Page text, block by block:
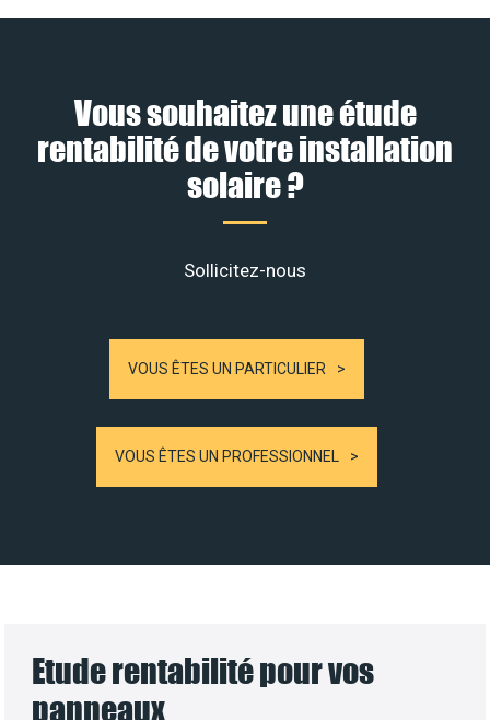
Vous souhaitez une étude
rentabilité de votre installation
solaire ?
Sollicitez-nous
VOUS ÊTES UN PARTICULIER
VOUS ÊTES UN PROFESSIONNEL
Etude rentabilité pour vos
panneaux